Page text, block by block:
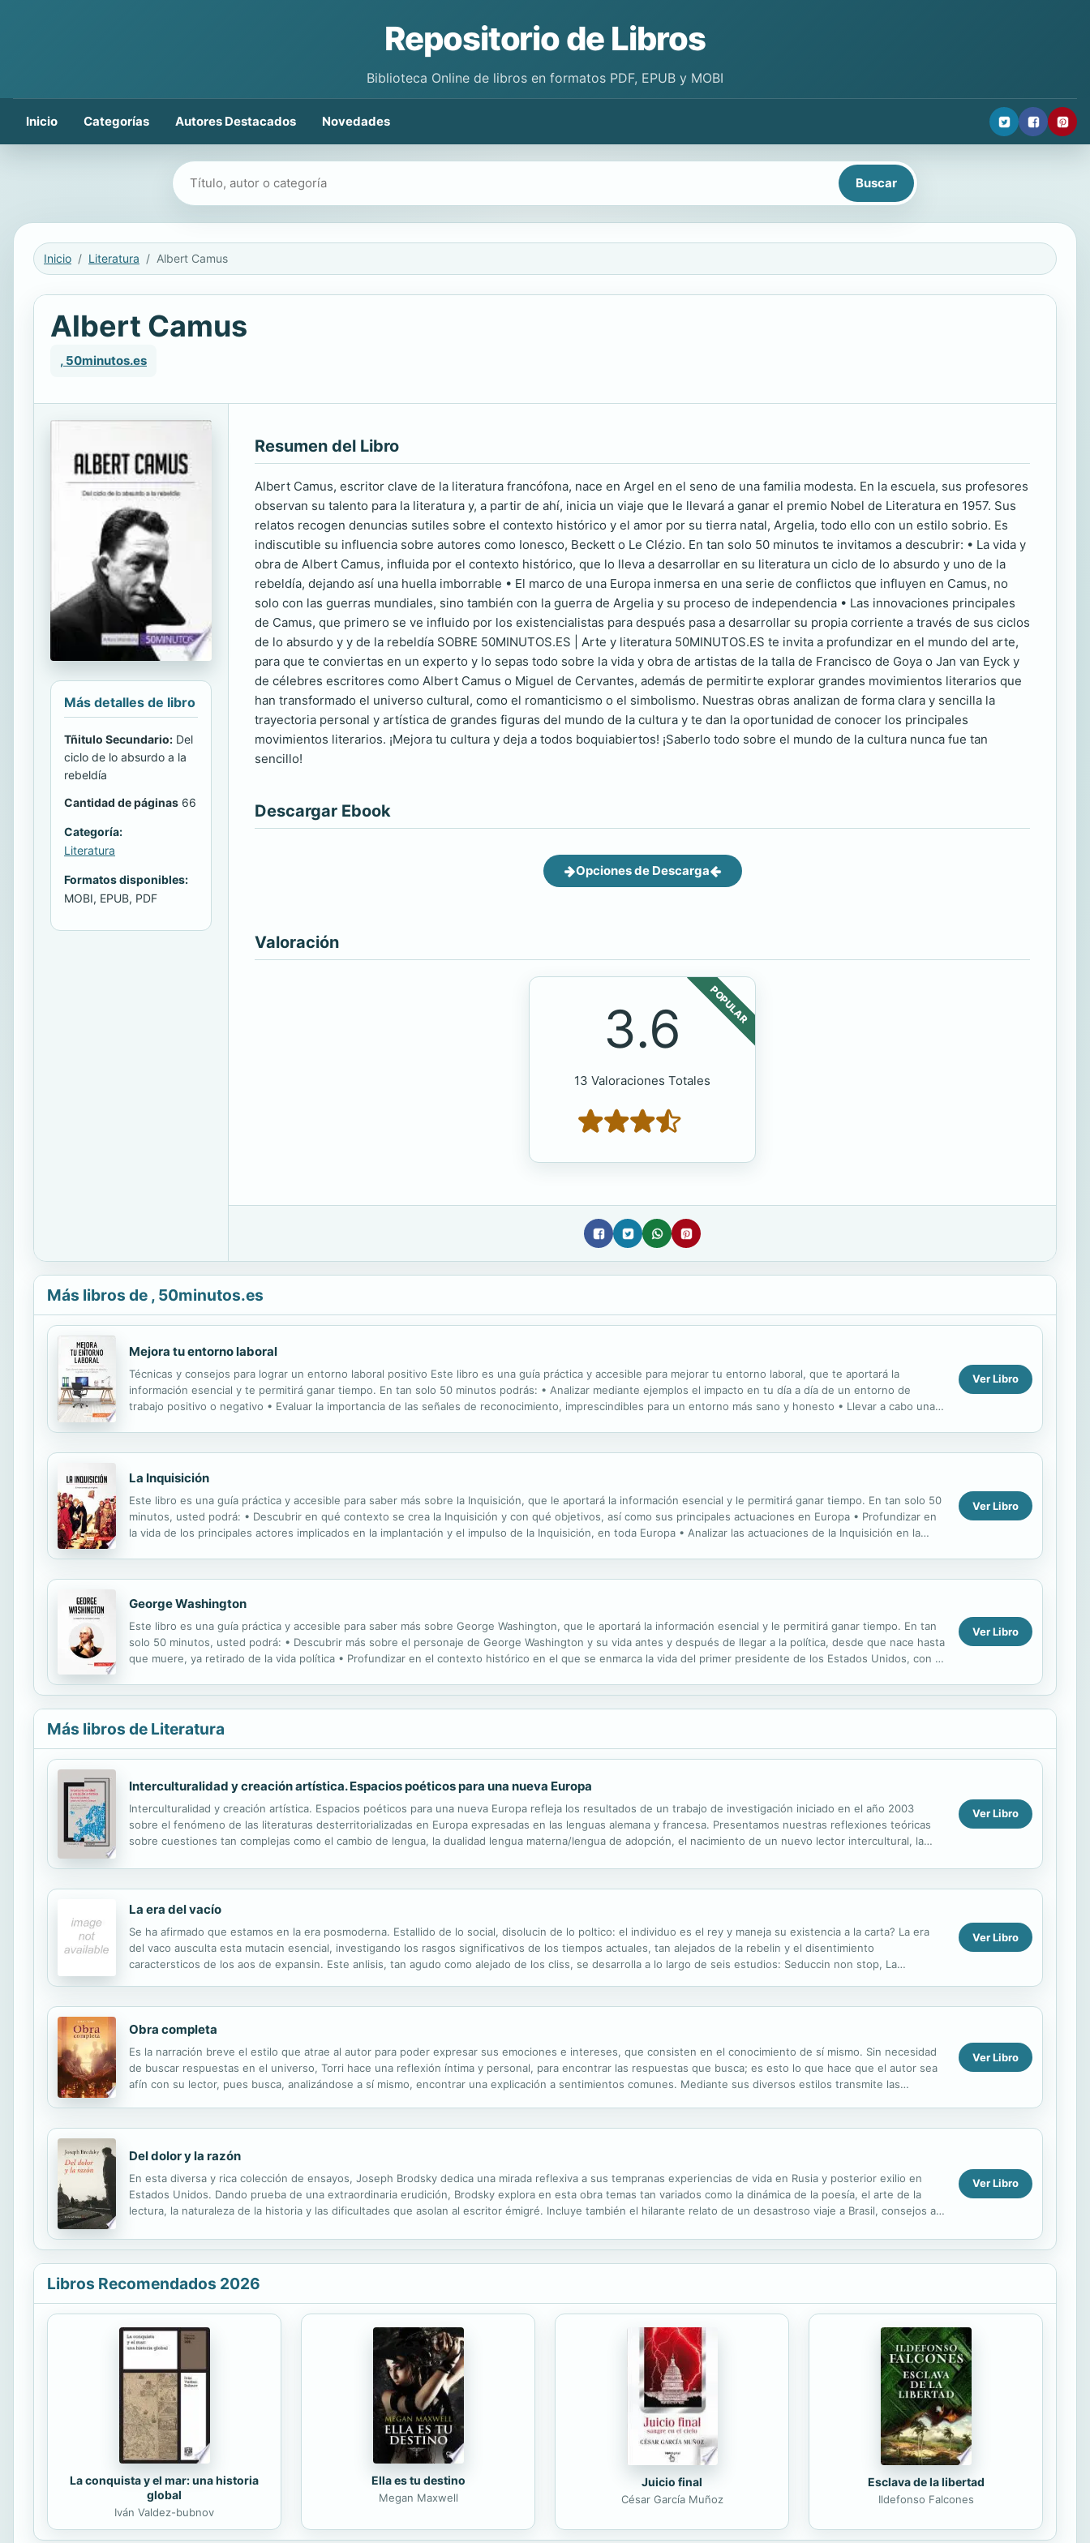
Repositorio de Libros
Biblioteca Online de libros en formatos PDF, EPUB y MOBI
Inicio Categorías Autores Destacados Novedades
Buscar libros
Inicio Literatura Albert Camus
Albert Camus
, 50minutos.es
Más detalles de libro
Tñitulo Secundario: Del
ciclo de lo absurdo a la
rebeldía
Cantidad de páginas 66
Categoría:
Literatura
Formatos disponibles:
MOBI, EPUB, PDF
Resumen del Libro
Albert Camus, escritor clave de la literatura francófona, nace en Argel en el seno de una familia modesta. En la escuela, sus profesores
observan su talento para la literatura y, a partir de ahí, inicia un viaje que le llevará a ganar el premio Nobel de Literatura en 1957. Sus
relatos recogen denuncias sutiles sobre el contexto histórico y el amor por su tierra natal, Argelia, todo ello con un estilo sobrio. Es
indiscutible su influencia sobre autores como Ionesco, Beckett o Le Clézio. En tan solo 50 minutos te invitamos a descubrir: • La vida y
obra de Albert Camus, influida por el contexto histórico, que lo lleva a desarrollar en su literatura un ciclo de lo absurdo y uno de la
rebeldía, dejando así una huella imborrable • El marco de una Europa inmersa en una serie de conflictos que influyen en Camus, no
solo con las guerras mundiales, sino también con la guerra de Argelia y su proceso de independencia • Las innovaciones principales
de Camus, que primero se ve influido por los existencialistas para después pasa a desarrollar su propia corriente a través de sus ciclos
de lo absurdo y y de la rebeldía SOBRE 50MINUTOS.ES | Arte y literatura 50MINUTOS.ES te invita a profundizar en el mundo del arte,
para que te conviertas en un experto y lo sepas todo sobre la vida y obra de artistas de la talla de Francisco de Goya o Jan van Eyck y
de célebres escritores como Albert Camus o Miguel de Cervantes, además de permitirte explorar grandes movimientos literarios que
han transformado el universo cultural, como el romanticismo o el simbolismo. Nuestras obras analizan de forma clara y sencilla la
trayectoria personal y artística de grandes figuras del mundo de la cultura y te dan la oportunidad de conocer los principales
movimientos literarios. ¡Mejora tu cultura y deja a todos boquiabiertos! ¡Saberlo todo sobre el mundo de la cultura nunca fue tan
sencillo!
Descargar Ebook
Opciones de Descarga
Valoración
POPULAR
3.6
13 Valoraciones Totales
Más libros de , 50minutos.es
Mejora tu entorno laboral
Técnicas y consejos para lograr un entorno laboral positivo Este libro es una guía práctica y accesible para mejorar tu entorno laboral, que te aportará la
información esencial y te permitirá ganar tiempo. En tan solo 50 minutos podrás: • Analizar mediante ejemplos el impacto en tu día a día de un entorno de
trabajo positivo o negativo • Evaluar la importancia de las señales de reconocimiento, imprescindibles para un entorno más sano y honesto • Llevar a cabo una
Ver Libro
La Inquisición
Este libro es una guía práctica y accesible para saber más sobre la Inquisición, que le aportará la información esencial y le permitirá ganar tiempo. En tan solo 50
minutos, usted podrá: • Descubrir en qué contexto se crea la Inquisición y con qué objetivos, así como sus principales actuaciones en Europa • Profundizar en
la vida de los principales actores implicados en la implantación y el impulso de la Inquisición, en toda Europa • Analizar las actuaciones de la Inquisición en la
Ver Libro
George Washington
Este libro es una guía práctica y accesible para saber más sobre George Washington, que le aportará la información esencial y le permitirá ganar tiempo. En tan
solo 50 minutos, usted podrá: • Descubrir más sobre el personaje de George Washington y su vida antes y después de llegar a la política, desde que nace hasta
que muere, ya retirado de la vida política • Profundizar en el contexto histórico en el que se enmarca la vida del primer presidente de los Estados Unidos, con la
Ver Libro
Más libros de Literatura
Interculturalidad y creación artística. Espacios poéticos para una nueva Europa
Interculturalidad y creación artística. Espacios poéticos para una nueva Europa refleja los resultados de un trabajo de investigación iniciado en el año 2003
sobre el fenómeno de las literaturas desterritorializadas en Europa expresadas en las lenguas alemana y francesa. Presentamos nuestras reflexiones teóricas
sobre cuestiones tan complejas como el cambio de lengua, la dualidad lengua materna/lengua de adopción, el nacimiento de un nuevo lector intercultural, la
Ver Libro
La era del vacío
Se ha afirmado que estamos en la era posmoderna. Estallido de lo social, disolucin de lo poltico: el individuo es el rey y maneja su existencia a la carta? La era
del vaco ausculta esta mutacin esencial, investigando los rasgos significativos de los tiempos actuales, tan alejados de la rebelin y el disentimiento
caractersticos de los aos de expansin. Este anlisis, tan agudo como alejado de los cliss, se desarrolla a lo largo de seis estudios: Seduccin non stop, La
Ver Libro
Obra completa
Es la narración breve el estilo que atrae al autor para poder expresar sus emociones e intereses, que consisten en el conocimiento de sí mismo. Sin necesidad
de buscar respuestas en el universo, Torri hace una reflexión íntima y personal, para encontrar las respuestas que busca; es esto lo que hace que el autor sea
afín con su lector, pues busca, analizándose a sí mismo, encontrar una explicación a sentimientos comunes. Mediante sus diversos estilos transmite las
Ver Libro
Del dolor y la razón
En esta diversa y rica colección de ensayos, Joseph Brodsky dedica una mirada reflexiva a sus tempranas experiencias de vida en Rusia y posterior exilio en
Estados Unidos. Dando prueba de una extraordinaria erudición, Brodsky explora en esta obra temas tan variados como la dinámica de la poesía, el arte de la
lectura, la naturaleza de la historia y las dificultades que asolan al escritor émigré. Incluye también el hilarante relato de un desastroso viaje a Brasil, consejos a
Ver Libro
Libros Recomendados 2026
La conquista y el mar: una historia
global
Iván Valdez-bubnov
Ella es tu destino
Megan Maxwell
Juicio final
César García Muñoz
Esclava de la libertad
Ildefonso Falcones